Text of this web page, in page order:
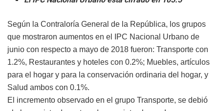
Según la Contraloría General de la República, los grupos
que mostraron aumentos en el IPC Nacional Urbano de
junio con respecto a mayo de 2018 fueron: Transporte con
1.2%, Restaurantes y hoteles con 0.2%; Muebles, artículos
para el hogar y para la conservación ordinaria del hogar, y
Salud ambos con 0.1%.
El incremento observado en el grupo Transporte, se debió